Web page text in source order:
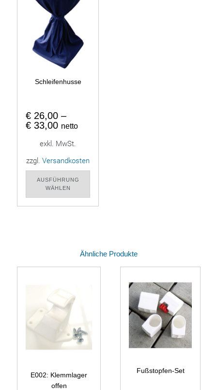
Schleifenhusse
€ 26,00 –
€ 33,00 netto
exkl. MwSt.
zzgl. Versandkosten
AUSFÜHRUNG
WÄHLEN
Ähnliche Produkte
E002: Klemmlager
offen
Fußstopfen-Set